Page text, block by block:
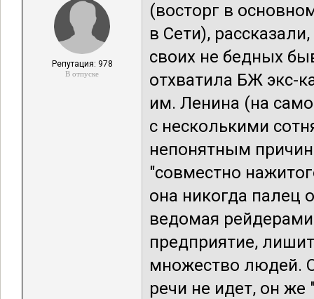
Репутация: 978
В отпуске
(восторг в
в Сети),
своих не бедных
отхватила БЖ экс-
им. Ленина (на
с несколькими
непонятным
"совместно
она никогда палец
ведомая
предприятие,
множество людей.
речи не идет, он же